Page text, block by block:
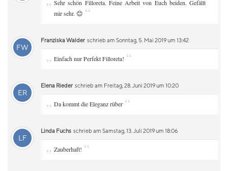
Sehr schön Filloreta. Feine Arbeit von Euch beiden. Gefällt
mir sehr. 😊 “
FW
Franziska Walder schrieb am Sonntag, 5. Mai 2019 um 13:42
„ Einfach nur Perfekt Filloreta! “
ER
Elena Rieder schrieb am Freitag, 28. Juni 2019 um 10:20
„ Da kommt die Eleganz rüber “
LF
Linda Fuchs schrieb am Samstag, 13. Juli 2019 um 18:06
„ Zauberhaft! “